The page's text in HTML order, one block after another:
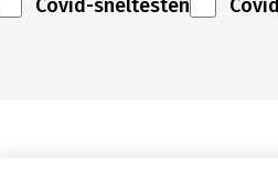
Covid-sneltesten